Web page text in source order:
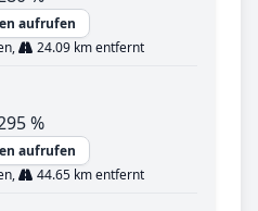
aufrufen
24.09 km entfernt
%
aufrufen
44.65 km entfernt